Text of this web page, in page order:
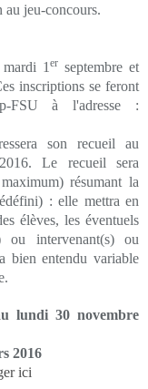
au jeu-concours.
mardi 1er septembre et
inscriptions se feront
FSU à l'adresse :
son recueil au
Le recueil sera
résumant la
: elle mettra en
élèves, les éventuels
ou intervenant(s) ou
bien entendu variable
lundi 30 novembre
2016
ici